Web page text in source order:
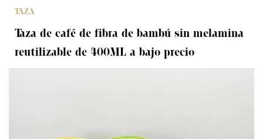
TAZA
Taza de café de fibra de bambú sin melamina
reutilizable de 400ML a bajo precio